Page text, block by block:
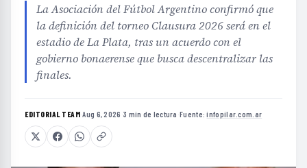
La Asociación del Fútbol Argentino confirmó que
la definición del torneo Clausura 2026 será en el
estadio de La Plata, tras un acuerdo con el
gobierno bonaerense que busca descentralizar las
finales.
EDITORIAL TEAM·Aug 6, 2026 ·3 min de lectura ·Fuente:infopilar.com.ar